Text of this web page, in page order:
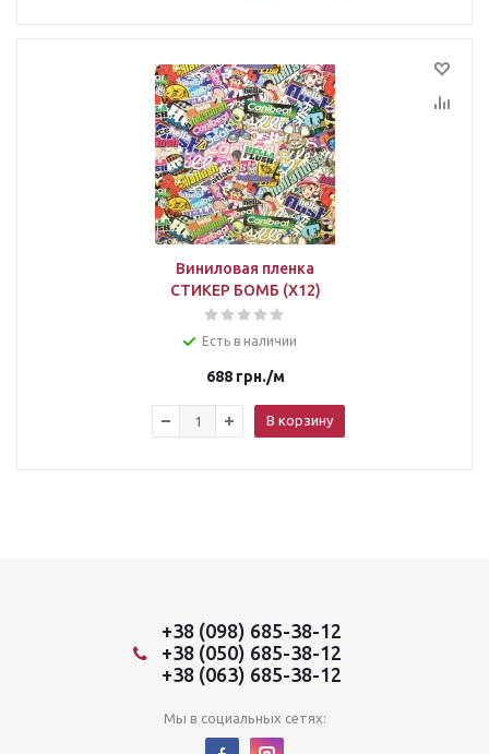
Виниловая пленка
СТИКЕР БОМБ (X12)
Есть в наличии
688грн./м
В корзину
+38 (098) 685-38-12
+38 (050) 685-38-12
+38 (063) 685-38-12
Мы в социальных сетях: